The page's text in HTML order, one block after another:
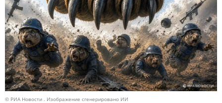
© РИА Новости . Изображение сгенерировано ИИ